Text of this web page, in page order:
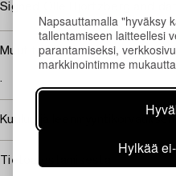
Napsauttamalla "hyväksy
tallentamiseen laitteellesi
parantamiseksi,
markkinointimme
Hylkää
Signed Olle Hjortzberg and
Muut tiedot
.
Kuuluu jälleenmyyntikorvauksen
Tietoa ostamisesta